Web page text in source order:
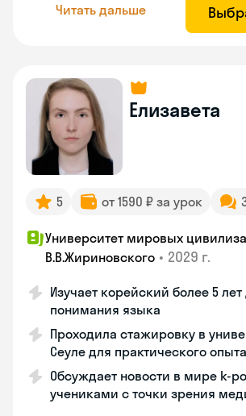
Читать дальше
Елизавета
5 от 1590 ₽ за урок
Университет мировых
В.В.Жириновского • 2029 г.
Изучает корейский более 5 лет
понимания языка
Проходила стажировку в
Сеуле для практического опыта
Обсуждает новости в мире k-
учениками с точки зрения